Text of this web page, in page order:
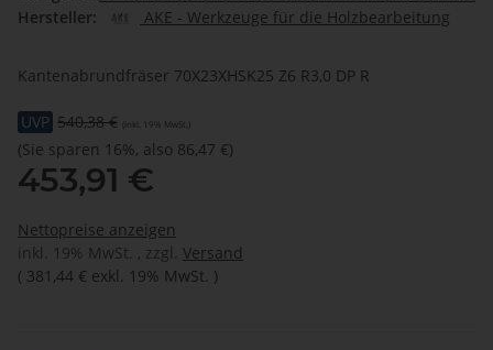
Hersteller:
AKE - Werkzeuge für die Holzbearbeitung
Kantenabrundfräser 70X23XHSK25 Z6 R3,0 DP R
UVP 540,38 € (inkl. 19% MwSt.)
(Sie sparen 16%, also 86,47 €)
453,91 €
Nettopreise anzeigen
inkl. 19% MwSt. , zzgl. Versand
( 381,44 € exkl. 19% MwSt. )